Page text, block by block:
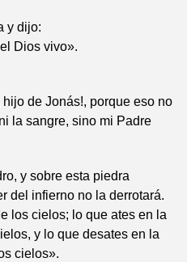
y dijo:
Dios vivo».
de Jonás!, porque eso no
la sangre, sino mi Padre
y sobre esta piedra
del infierno no la derrotará.
los cielos; lo que ates en la
y lo que desates en la
cielos».